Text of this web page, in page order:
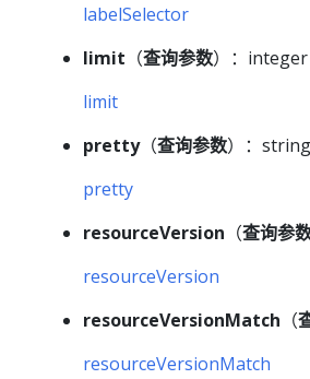
labelSelector
limit （查询参数）：integer
limit
pretty（查询参数）：string
pretty
resourceVersion （查询参
resourceVersion
resourceVersionMatch （
resourceVersionMatch